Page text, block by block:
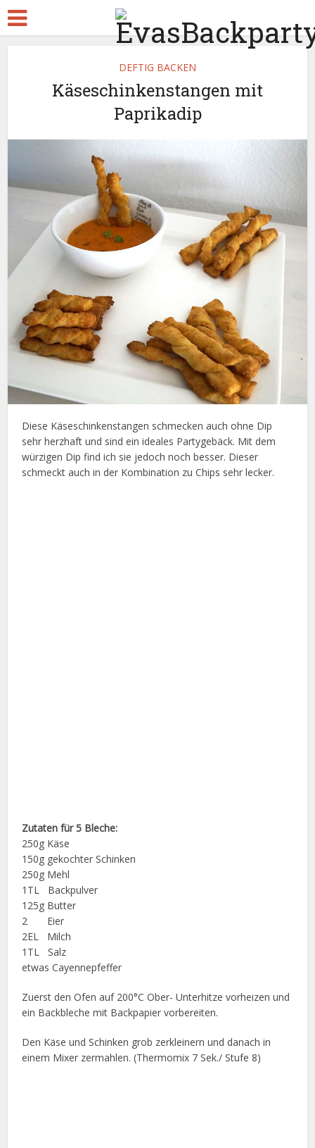
DEFTIG BACKEN
Käseschinkenstangen mit
Paprikadip
Diese Käseschinkenstangen schmecken auch ohne Dip
sehr herzhaft und sind ein ideales Partygebäck. Mit dem
würzigen Dip find ich sie jedoch noch besser. Dieser
schmeckt auch in der Kombination zu Chips sehr lecker.
Zutaten für 5 Bleche:
250g Käse
150g gekochter Schinken
250g Mehl
1TL Backpulver
125g Butter
2 Eier
2EL Milch
1TL Salz
etwas Cayennepfeffer
Zuerst den Ofen auf 200°C Ober- Unterhitze vorheizen und
ein Backbleche mit Backpapier vorbereiten.
Den Käse und Schinken grob zerkleinern und danach in
einem Mixer zermahlen. (Thermomix 7 Sek./ Stufe 8)